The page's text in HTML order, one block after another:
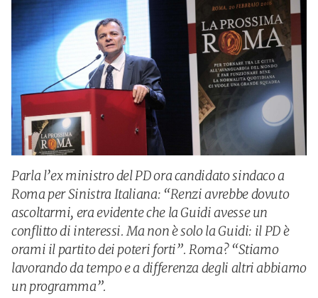
Parla l’ex ministro del PD ora candidato sindaco a
Roma per Sinistra Italiana: “Renzi avrebbe dovuto
ascoltarmi, era evidente che la Guidi avesse un
conflitto di interessi. Ma non è solo la Guidi: il PD è
orami il partito dei poteri forti”. Roma? “Stiamo
lavorando da tempo e a differenza degli altri abbiamo
un programma”.